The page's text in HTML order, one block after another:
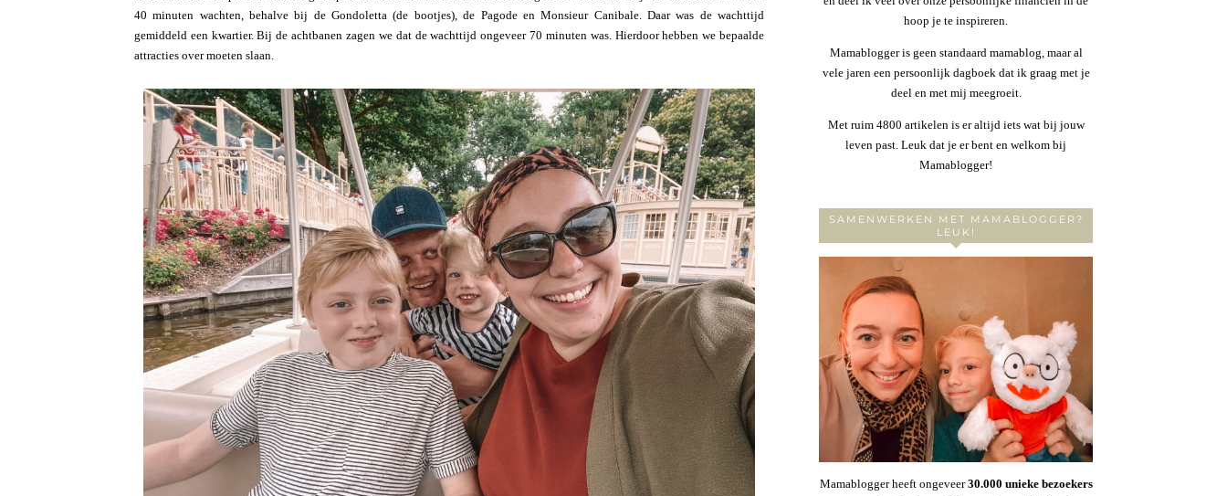
40 minuten wachten, behalve bij de Gondoletta (de bootjes), de Pagode en Monsieur Canibale. Daar was de wachttijd
gemiddeld een kwartier. Bij de achtbanen zagen we dat de wachttijd ongeveer 70 minuten was. Hierdoor hebben we bepaalde
attracties over moeten slaan.
hoop je te inspireren.
Mamablogger is geen standaard mamablog, maar al
vele jaren een persoonlijk dagboek dat ik graag met je
deel en met mij meegroeit.
Met ruim 4800 artikelen is er altijd iets wat bij jouw
leven past. Leuk dat je er bent en welkom bij
Mamablogger!
SAMENWERKEN MET MAMABLOGGER?
LEUK!
Mamablogger heeft ongeveer30.000 unieke bezoekers